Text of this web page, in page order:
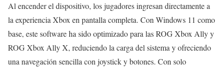
Al encender el dispositivo, los jugadores ingresan directamente a
la experiencia Xbox en pantalla completa. Con Windows 11 como
base, este software ha sido optimizado para las ROG Xbox Ally y
ROG Xbox Ally X, reduciendo la carga del sistema y ofreciendo
una navegación sencilla con joystick y botones. Con solo